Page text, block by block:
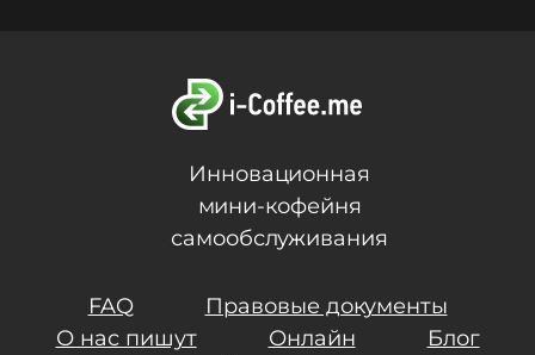
Инновационная
мини-кофейня
самообслуживания
FAQ
Правовые документы
О нас пишут
Онлайн
Блог